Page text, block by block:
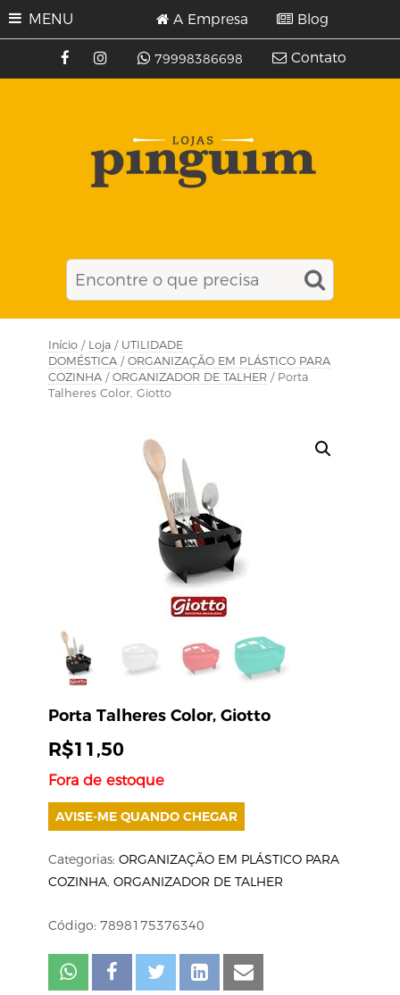
MENU
79998386698
A Empresa Blog
Contato
Início / Loja / UTILIDADE
DOMÉSTICA / ORGANIZAÇÃO EM PLÁSTICO PARA
COZINHA / ORGANIZADOR DE TALHER / Porta
Talheres Color, Giotto
Porta Talheres Color, Giotto
R$11,50
Fora de estoque
AVISE-ME QUANDO CHEGAR
Categorias: ORGANIZAÇÃO EM PLÁSTICO PARA
COZINHA, ORGANIZADOR DE TALHER
Código: 7898175376340